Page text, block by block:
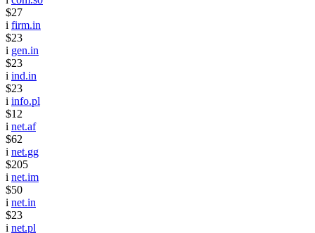
$27
i firm.in
$23
i gen.in
$23
i ind.in
$23
i info.pl
$12
i net.af
$62
i net.gg
$205
i net.im
$50
i net.in
$23
i net.pl